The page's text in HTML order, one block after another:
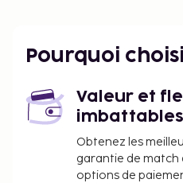
Vous devrez payer les
l’hébergement. Ces frais
taxes applicables :
Dépôt de garantie
500.0 EUR par séjour
Taxe prélevée par la
personne et par nuit.
Pourquoi
Valeur et
imbattables
Obtenez les
garantie de match
options de